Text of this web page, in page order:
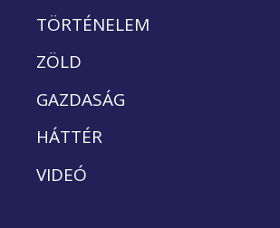
TÖRTÉNELEM
ZÖLD
GAZDASÁG
HÁTTÉR
VIDEÓ